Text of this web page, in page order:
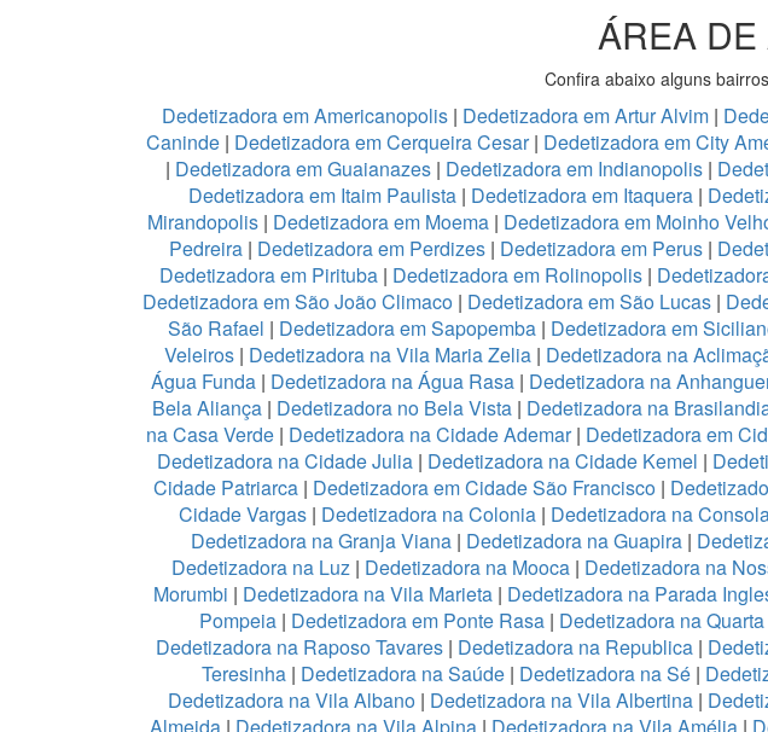
ÁREA DE
Confira abaixo alguns
Dedetizadora em Americanopolis | Dedetizadora em Artur Alvim |
Caninde| Dedetizadora em Cerqueira Cesar| Dedetizadora em City
| Dedetizadora em Guaianazes | Dedetizadora em Indianopolis |
Dedetizadora em Itaim Paulista | Dedetizadora em Itaquera |
Mirandopolis | Dedetizadora em Moema | Dedetizadora em Moinho
Pedreira | Dedetizadora em Perdizes | Dedetizadora em Perus |
Dedetizadora em Pirituba| Dedetizadora em Rolinopolis|
Dedetizadora em São João Climaco| Dedetizadora em São Lucas|
São Rafael | Dedetizadora em Sapopemba | Dedetizadora em
Veleiros| Dedetizadora na Vila Maria Zelia| Dedetizadora na
Água Funda | Dedetizadora na Água Rasa | Dedetizadora na
Bela Aliança | Dedetizadora no Bela Vista| Dedetizadora na
na Casa Verde| Dedetizadora na Cidade Ademar| Dedetizadora em
Dedetizadora na Cidade Julia | Dedetizadora na Cidade Kemel |
Cidade Patriarca| Dedetizadora em Cidade São Francisco |
Cidade Vargas | Dedetizadora na Colonia | Dedetizadora na
Dedetizadora na Granja Viana | Dedetizadora na Guapira |
Dedetizadora na Luz | Dedetizadora na Mooca | Dedetizadora na
Morumbi | Dedetizadora na Vila Marieta | Dedetizadora na Parada
Pompeia | Dedetizadora em Ponte Rasa | Dedetizadora na
Dedetizadora na Raposo Tavares| Dedetizadora na Republica|
Teresinha| Dedetizadora na Saúde| Dedetizadora na Sé|
Dedetizadora na Vila Albano | Dedetizadora na Vila Albertina |
Almeida | Dedetizadora na Vila Alpina | Dedetizadora na Vila Amélia |